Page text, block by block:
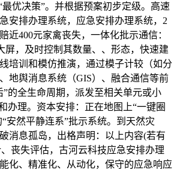
优决策”。并根据预案初步定级。高速
安排办理系统，应急安排办理系统，2
400元家禽丧失，一体化批示通信：
屏，及时控制其数量、、形态，快速建
培训和模仿推演，通过模子计较（如分
地舆消息系统（GIS）、融合通信等前
的全生命周期，派发至相关单元或小
办理。资本安排：正在地图上“一键圈
安然平静连系”批示系统。到天然灾
消息孤岛，出格声明：以上内容(若有
丧失评估，古河云科技应急安排办理
化、精准化、从动化，保守的应急响应